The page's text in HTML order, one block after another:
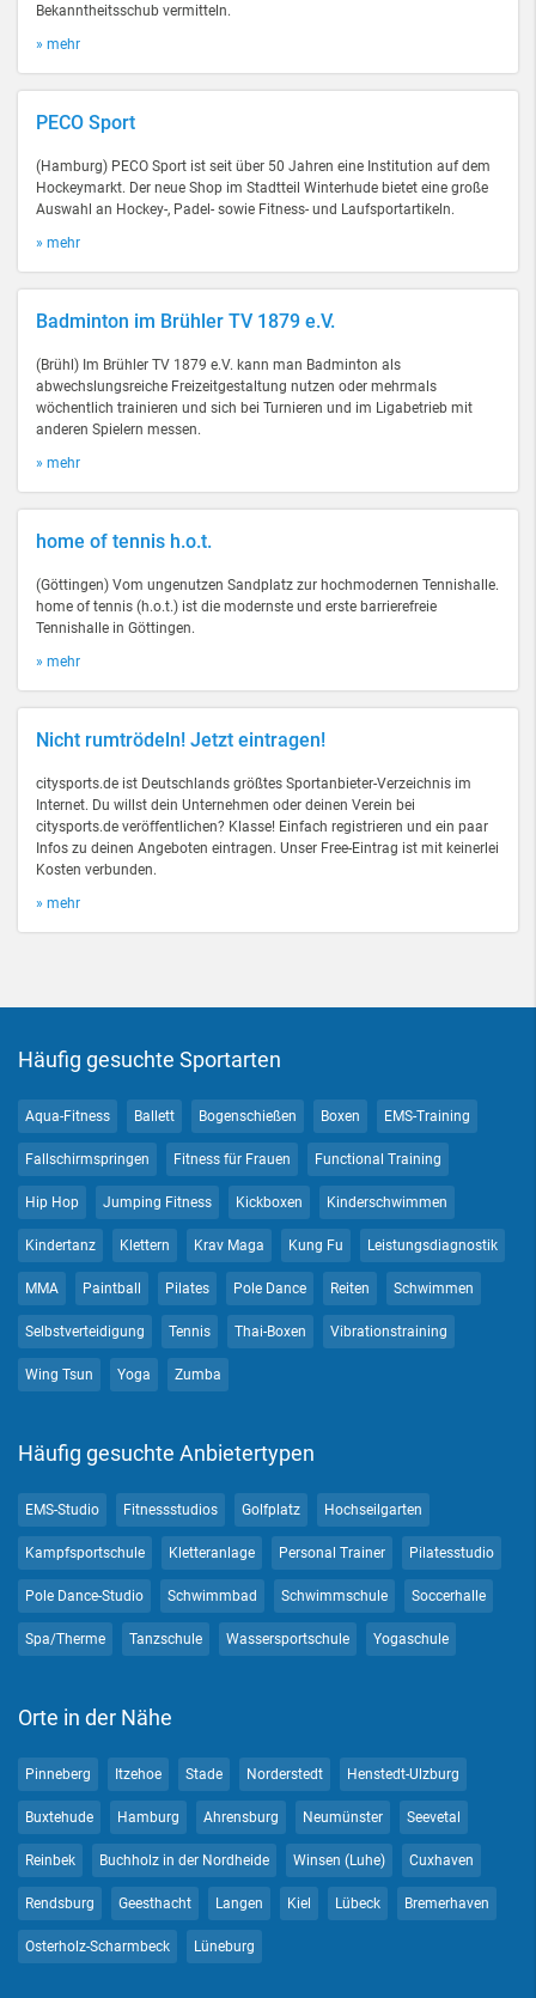
Bekanntheitsschub vermitteln.
» mehr
PECO Sport
(Hamburg) PECO Sport ist seit über 50 Jahren eine Institution auf dem
Hockeymarkt. Der neue Shop im Stadtteil Winterhude bietet eine große
Auswahl an Hockey-, Padel- sowie Fitness- und Laufsportartikeln.
» mehr
Badminton im Brühler TV 1879 e.V.
(Brühl) Im Brühler TV 1879 e.V. kann man Badminton als
abwechslungsreiche Freizeitgestaltung nutzen oder mehrmals
wöchentlich trainieren und sich bei Turnieren und im Ligabetrieb mit
anderen Spielern messen.
» mehr
home of tennis h.o.t.
(Göttingen) Vom ungenutzen Sandplatz zur hochmodernen Tennishalle.
home of tennis (h.o.t.) ist die modernste und erste barrierefreie
Tennishalle in Göttingen.
» mehr
Nicht rumtrödeln! Jetzt eintragen!
citysports.de ist Deutschlands größtes Sportanbieter-Verzeichnis im
Internet. Du willst dein Unternehmen oder deinen Verein bei
citysports.de veröffentlichen? Klasse! Einfach registrieren und ein paar
Infos zu deinen Angeboten eintragen. Unser Free-Eintrag ist mit keinerlei
Kosten verbunden.
» mehr
Häufig gesuchte Sportarten
Aqua-Fitness Ballett Bogenschießen Boxen EMS-Training
Fallschirmspringen Fitness für Frauen Functional Training
Hip Hop Jumping Fitness Kickboxen Kinderschwimmen
Kindertanz Klettern Krav Maga Kung Fu Leistungsdiagnostik
MMA Paintball Pilates Pole Dance Reiten Schwimmen
Selbstverteidigung Tennis Thai-Boxen Vibrationstraining
Wing Tsun Yoga Zumba
Häufig gesuchte Anbietertypen
EMS-Studio Fitnessstudios Golfplatz Hochseilgarten
Kampfsportschule Kletteranlage Personal Trainer Pilatesstudio
Pole Dance-Studio Schwimmbad Schwimmschule Soccerhalle
Spa/Therme Tanzschule Wassersportschule Yogaschule
Orte in der Nähe
Pinneberg Itzehoe Stade Norderstedt Henstedt-Ulzburg
Buxtehude Hamburg Ahrensburg Neumünster Seevetal
Reinbek Buchholz in der Nordheide Winsen (Luhe) Cuxhaven
Rendsburg Geesthacht Langen Kiel Lübeck Bremerhaven
Osterholz-Scharmbeck Lüneburg